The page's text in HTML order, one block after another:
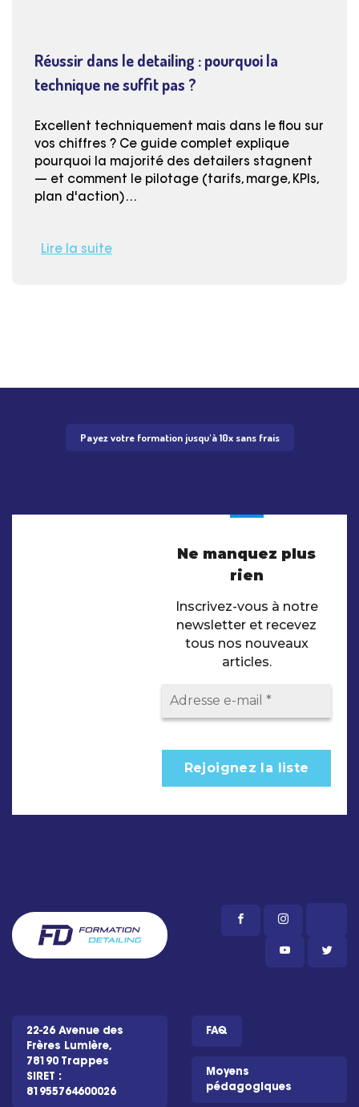
Réussir dans le detailing : pourquoi la
technique ne suffit pas ?
Excellent techniquement mais dans le flou sur
vos chiffres ? Ce guide complet explique
pourquoi la majorité des detailers stagnent
— et comment le pilotage (tarifs, marge, KPIs,
plan d'action)…
Lire la suite
Payez votre formation jusqu'à 10x sans frais
Ne manquez plus
rien
Inscrivez-vous à notre
newsletter et recevez
tous nos nouveaux
articles.
22-26 Avenue des
Frères Lumière,
78190 Trappes
SIRET :
81955764600026
FAQ
Moyens
pédagogiques